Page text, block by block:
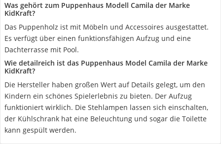
Was gehört zum Puppenhaus Modell Camila der Marke
KidKraft?
Das Puppenholz ist mit Möbeln und Accessoires ausgestattet.
Es verfügt über einen funktionsfähigen Aufzug und eine
Dachterrasse mit Pool.
Wie detailreich ist das Puppenhaus Model Camila der Marke
KidKraft?
Die Hersteller haben großen Wert auf Details gelegt, um den
Kindern ein schönes Spielerlebnis zu bieten. Der Aufzug
funktioniert wirklich. Die Stehlampen lassen sich einschalten,
der Kühlschrank hat eine Beleuchtung und sogar die Toilette
kann gespült werden.